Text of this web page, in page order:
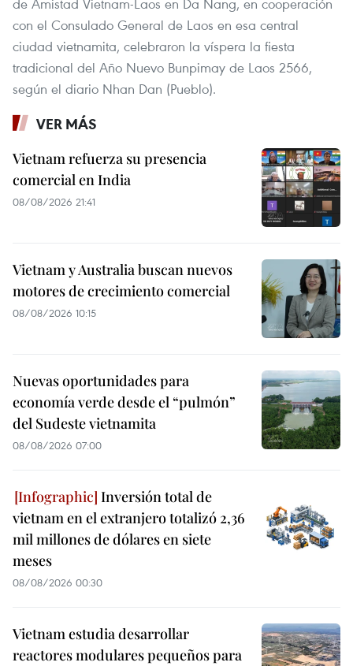
de Amistad Vietnam-Laos en Da Nang, en cooperación
con el Consulado General de Laos en esa central
ciudad vietnamita, celebraron la víspera la fiesta
tradicional del Año Nuevo Bunpimay de Laos 2566,
según el diario Nhan Dan (Pueblo).
VER MÁS
Vietnam refuerza su presencia
comercial en India
08/08/2026 21:41
Vietnam y Australia buscan nuevos
motores de crecimiento comercial
08/08/2026 10:15
Nuevas oportunidades para
economía verde desde el “pulmón”
del Sudeste vietnamita
08/08/2026 07:00
Inversión total de
vietnam en el extranjero totalizó 2,36
mil millones de dólares en siete
meses
08/08/2026 00:30
Vietnam estudia desarrollar
reactores modulares pequeños para